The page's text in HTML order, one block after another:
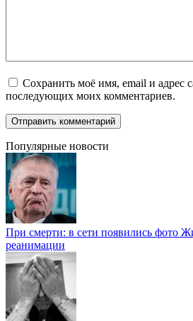
Сохранить моё имя, email и адрес
последующих моих комментариев.
Популярные новости
При смерти: в сети появились фото
реанимации